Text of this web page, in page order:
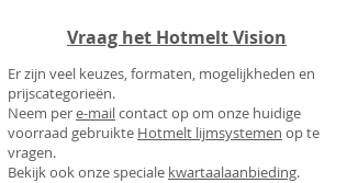
Vraag het Hotmelt Vision
Er zijn veel keuzes, formaten, mogelijkheden en
prijscategorieën.
Neem pere-mailcontact op om onze huidige
voorraad gebruikte Hotmelt lijmsystemen op te
vragen.
Bekijk ook onze speciale kwartaalaanbieding.